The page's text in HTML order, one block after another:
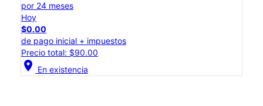
por 24 meses
Hoy
$0.00
de pago inicial + impuestos
Precio total: $90.00
location_on En existencia